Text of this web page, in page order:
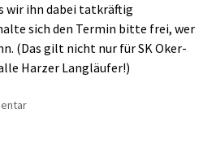
wir ihn dabei tatkräftig
sich den Termin bitte frei, wer
(Das gilt nicht nur für SK Oker-
Harzer Langläufer!)